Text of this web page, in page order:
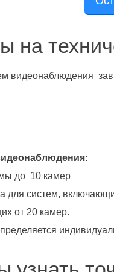
на
видеонаблюдения
до 10 камер
для систем,
от 20 камер.